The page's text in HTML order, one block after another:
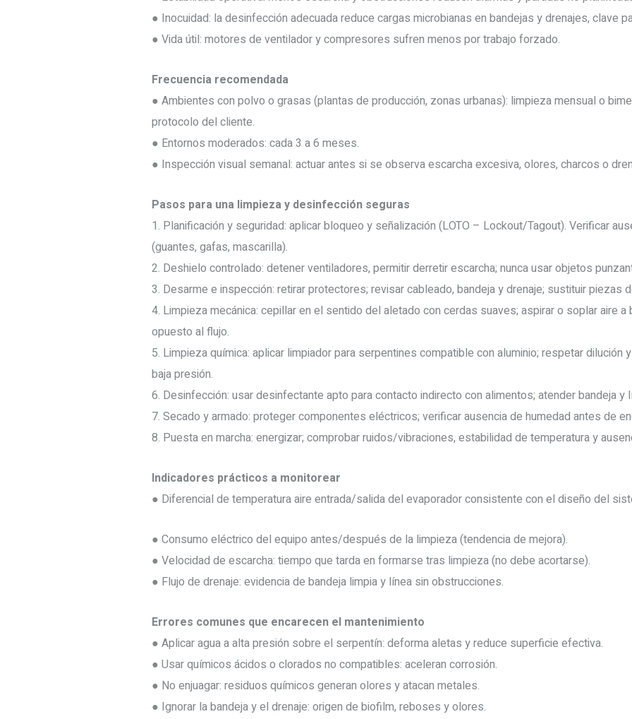
● Inocuidad: la desinfección adecuada reduce cargas microbianas en bandejas y drenajes, clave
● Vida útil: motores de ventilador y compresores sufren menos por trabajo forzado.
Frecuencia recomendada
● Ambientes con polvo o grasas (plantas de producción, zonas urbanas): limpieza mensual o
protocolo del cliente.
● Entornos moderados: cada 3 a 6 meses.
● Inspección visual semanal: actuar antes si se observa escarcha excesiva, olores, charcos o
Pasos para una limpieza y desinfección seguras
1. Planificación y seguridad: aplicar bloqueo y señalización (LOTO – Lockout/Tagout). Verificar
(guantes, gafas, mascarilla).
2. Deshielo controlado: detener ventiladores, permitir derretir escarcha; nunca usar objetos
3. Desarme e inspección: retirar protectores; revisar cableado, bandeja y drenaje; sustituir piezas
4. Limpieza mecánica: cepillar en el sentido del aletado con cerdas suaves; aspirar o soplar aire
opuesto al flujo.
5. Limpieza química: aplicar limpiador para serpentines compatible con aluminio; respetar dilución
baja presión.
6. Desinfección: usar desinfectante apto para contacto indirecto con alimentos; atender bandeja y
7. Secado y armado: proteger componentes eléctricos; verificar ausencia de humedad antes de
8. Puesta en marcha: energizar; comprobar ruidos/vibraciones, estabilidad de temperatura y
Indicadores prácticos a monitorear
● Diferencial de temperatura aire entrada/salida del evaporador consistente con el diseño del
● Consumo eléctrico del equipo antes/después de la limpieza (tendencia de mejora).
● Velocidad de escarcha: tiempo que tarda en formarse tras limpieza (no debe acortarse).
● Flujo de drenaje: evidencia de bandeja limpia y línea sin obstrucciones.
Errores comunes que encarecen el mantenimiento
● Aplicar agua a alta presión sobre el serpentín: deforma aletas y reduce superficie efectiva.
● Usar químicos ácidos o clorados no compatibles: aceleran corrosión.
● No enjuagar: residuos químicos generan olores y atacan metales.
● Ignorar la bandeja y el drenaje: origen de biofilm, reboses y olores.